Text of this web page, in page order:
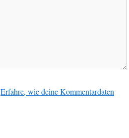
Erfahre, wie deine Kommentardaten